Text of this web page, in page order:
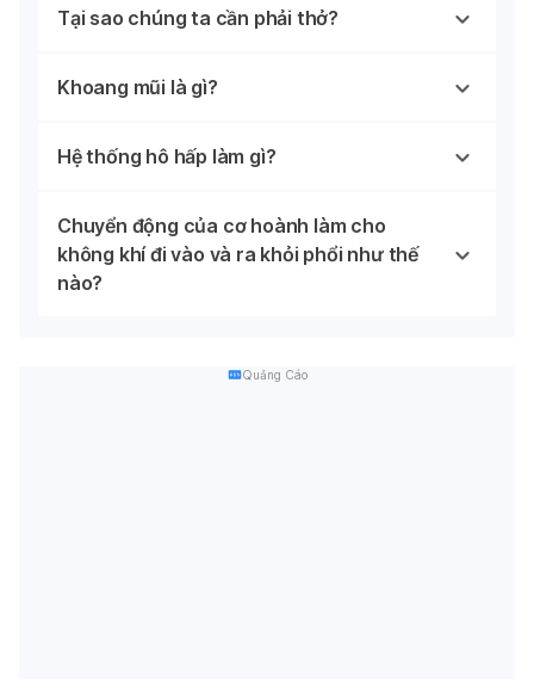
Tại sao chúng ta cần phải thở?
Khoang mũi là gì?
Hệ thống hô hấp làm gì?
Chuyển động của cơ hoành làm cho
không khí đi vào và ra khỏi phổi như thế
nào?
Quảng Cáo